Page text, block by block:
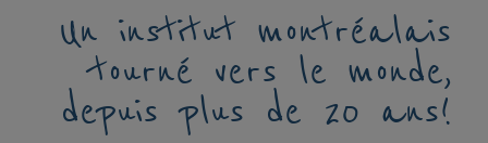
Un institut montréalais
tourné vers le monde,
depuis plus de 20 ans!